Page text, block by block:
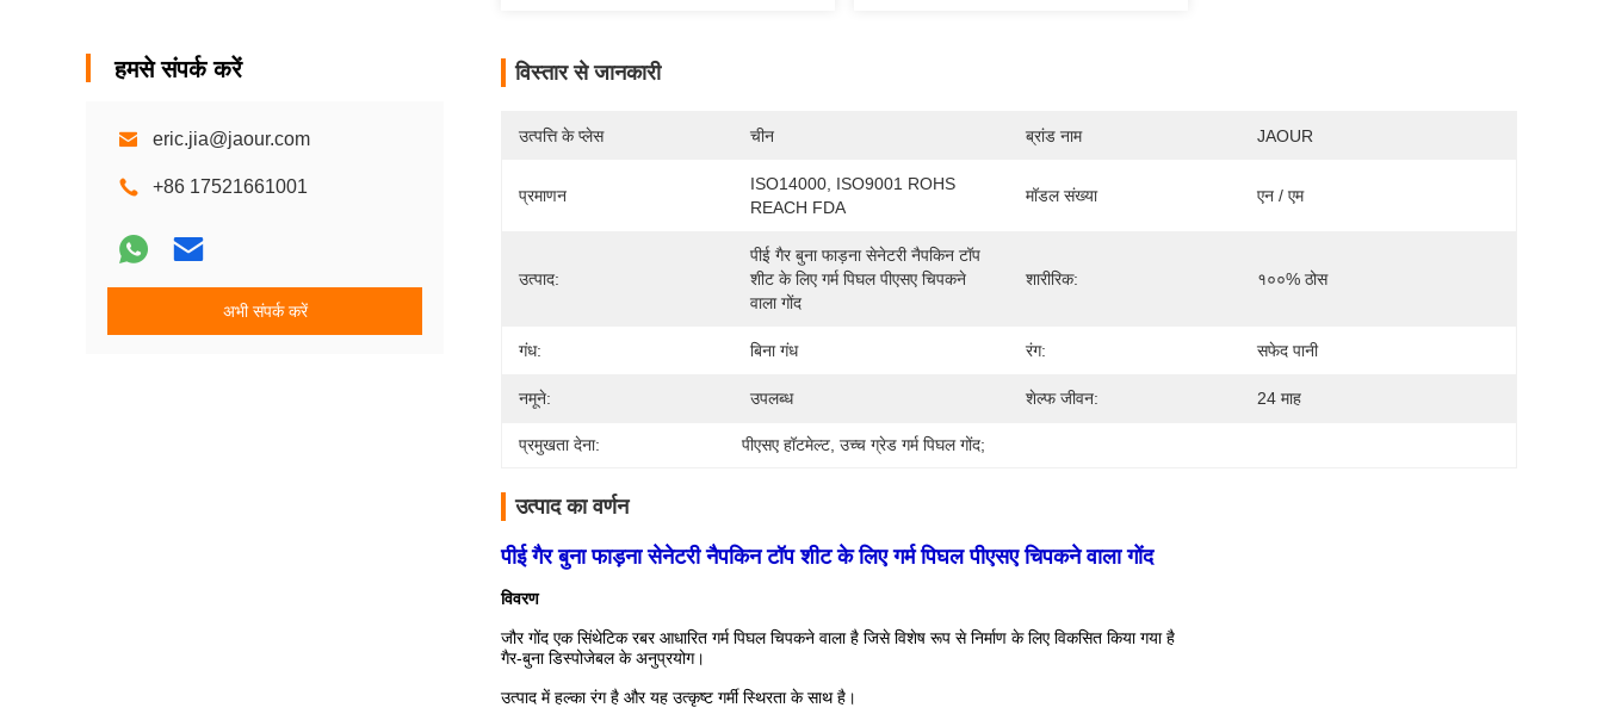
हमसे संपर्क करें
eric.jia@jaour.com
+86 17521661001
अभी संपर्क करें
विस्तार से जानकारी
उत्पत्ति के प्लेस चीन ब्रांड नाम JAOUR
प्रमाणन
ISO14000, ISO9001 ROHS
REACH FDA
मॉडल संख्या एन / एम
उत्पाद:
पीई गैर बुना फाड़ना सेनेटरी नैपकिन टॉप
शीट के लिए गर्म पिघल पीएसए चिपकने
वाला गोंद
शारीरिक: १००% ठोस
गंध: बिना गंध रंग: सफेद पानी
नमूने: उपलब्ध शेल्फ जीवन: 24 माह
प्रमुखता देना: पीएसए हॉटमेल्ट , उच्च ग्रेड गर्म पिघल गोंद;
उत्पाद का वर्णन
पीई गैर बुना फाड़ना सेनेटरी नैपकिन टॉप शीट के लिए गर्म पिघल पीएसए चिपकने वाला गोंद
विवरण
जौर गोंद एक सिंथेटिक रबर आधारित गर्म पिघल चिपकने वाला है जिसे विशेष रूप से निर्माण के लिए विकसित किया गया है
गैर-बुना डिस्पोजेबल के अनुप्रयोग।
उत्पाद में हल्का रंग है और यह उत्कृष्ट गर्मी स्थिरता के साथ है।